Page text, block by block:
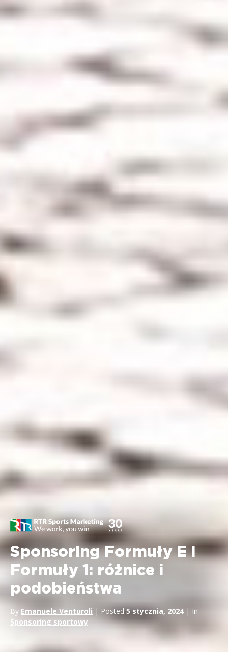
Sponsoring Formuły E i
Formuły 1: różnice i
podobieństwa
By Emanuele Venturoli | Posted5 stycznia, 2024| In
Sponsoring sportowy